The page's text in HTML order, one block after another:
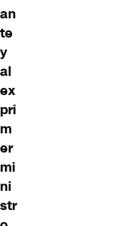
an
te
y
al
ex
pri
m
er
mi
ni
str